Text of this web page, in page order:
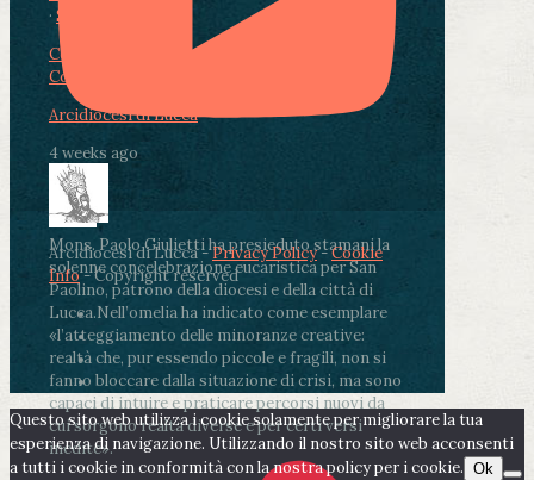
· Share
Condividi su Facebook
Condividi su LinkedIn
Arcidiocesi di Lucca
4 weeks ago
Mons. Paolo Giulietti ha presieduto stamani la
solenne concelebrazione eucaristica per San
Paolino, patrono della diocesi e della città di
Lucca.Nell’omelia ha indicato come esemplare
«l’atteggiamento delle minoranze creative:
realtà che, pur essendo piccole e fragili, non si
fanno bloccare dalla situazione di crisi, ma sono
capaci di intuire e praticare percorsi nuovi da
cui sorgono realtà diverse e per certi versi
inedite».
Arcidiocesi di Lucca -Privacy Policy-Cookie
Info- Copyright reserved
Questo sito web utilizza i cookie solamente per migliorare la tua
esperienza di navigazione. Utilizzando il nostro sito web acconsenti
a tutti i cookie in conformità con la nostra policy per i cookie. Ok